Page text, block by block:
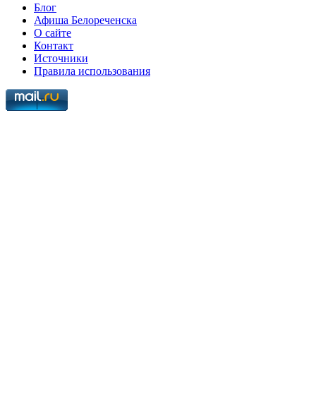
Блог
Афиша Белореченска
О сайте
Контакт
Источники
Правила использования